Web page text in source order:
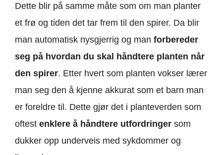
Dette blir på samme måte som om man planter
et frø og tiden det tar frem til den spirer. Da blir
man automatisk nysgjerrig og man forbereder
seg på hvordan du skal håndtere planten når
den spirer. Etter hvert som planten vokser lærer
man seg den å kjenne akkurat som et barn man
er foreldre til. Dette gjør det i planteverden som
oftest enklere å håndtere utfordringer som
dukker opp underveis med sykdommer og